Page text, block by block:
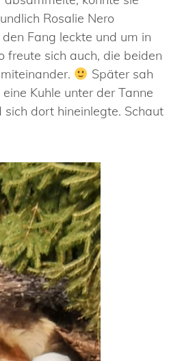
Rosalie Nero
Fang leckte und um in
freute sich auch, die beiden
Später sah
Kuhle unter der Tanne
dort hineinlegte. Schaut